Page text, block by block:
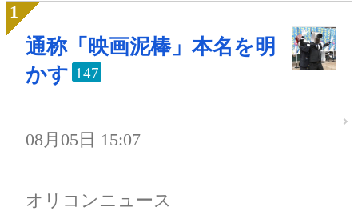
通称「映画泥棒」本名を明
かす 147
08月05日 15:07
オリコンニュース